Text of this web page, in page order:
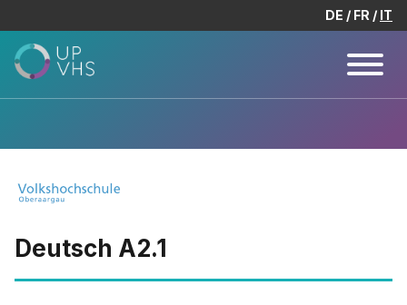
DE FR IT
Deutsch A2.1